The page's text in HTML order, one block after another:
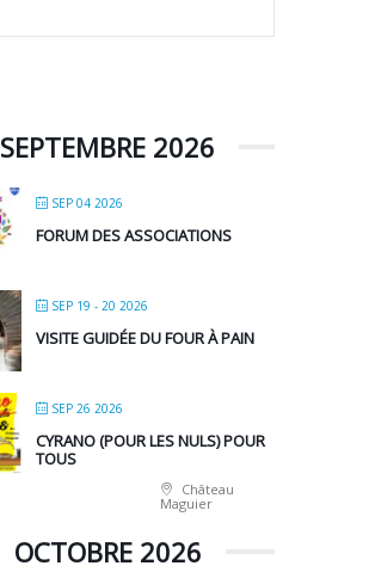
SEPTEMBRE 2026
SEP 04 2026
FORUM DES ASSOCIATIONS
SEP 19 - 20 2026
VISITE GUIDÉE DU FOUR À PAIN
SEP 26 2026
CYRANO (POUR LES NULS) POUR
TOUS
Château
Maguier
OCTOBRE 2026